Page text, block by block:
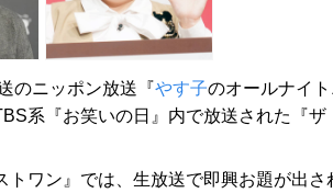
のニッポン放送『やす子のオールナイト
系『お笑いの日』内で放送された『
トワン』では、生放送で即興お題が出